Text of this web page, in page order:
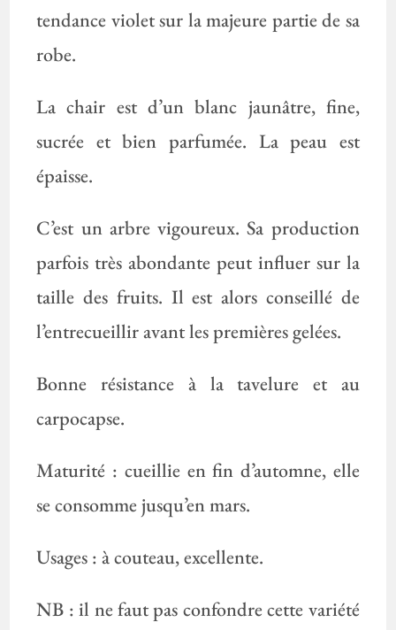
tendance violet sur la majeure partie de sa
robe.
La chair est d’un blanc jaunâtre, fine,
sucrée et bien parfumée. La peau est
épaisse.
C’est un arbre vigoureux. Sa production
parfois très abondante peut influer sur la
taille des fruits. Il est alors conseillé de
l’entrecueillir avant les premières gelées.
Bonne résistance à la tavelure et au
carpocapse.
Maturité : cueillie en fin d’automne, elle
se consomme jusqu’en mars.
Usages : à couteau, excellente.
NB : il ne faut pas confondre cette variété